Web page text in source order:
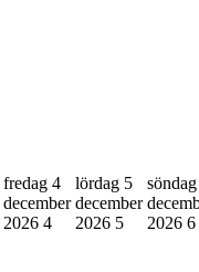
fredag 4
december
2026 4
lördag 5
december
2026 5
2026 6